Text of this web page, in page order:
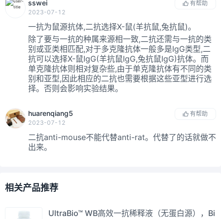
sswei
2023-07-12
有帮助
一抗为鼠源抗体,二抗选择X-鼠(羊抗鼠,兔抗鼠)。
除了要与一抗的种属来源相一致,二抗还需与一抗的类
别或亚类相匹配,对于多克隆抗体一般多是IgG类型,二
抗可以选择X-鼠IgG(羊抗鼠IgG,兔抗鼠IgG)抗体。而
单克隆抗体则相对复杂些,由于单克隆抗体有不同的类
别和亚型,因此相应的二抗也需要根据这些亚型进行选
择。否则会影响实验结果。
huarenqiang5
2023-07-12
有帮助
二抗anti-mouse不能代替anti-rat。代替了的话就做不
出来。
相关产品推荐
UltraBio™ WB高效一抗稀释液（无蛋白源），Bi